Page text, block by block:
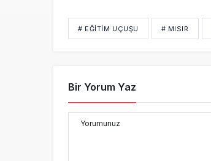
# EĞITIM UÇUŞU # MISIR
Bir Yorum Yaz
Yorumunuz